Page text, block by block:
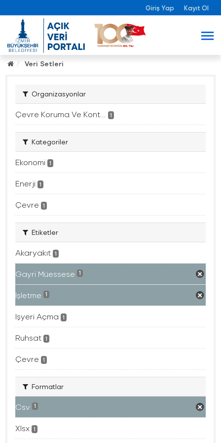
Giriş Yap Kayıt Ol
Veri Setleri
Organizasyonlar
Çevre Koruma Ve Kont... 1
Kategoriler
Ekonomi 1
Enerji 1
Çevre 1
Etiketler
Akaryakıt 1
Gayri Müessese 1
Işletme 1
Işyeri Açma 1
Ruhsat 1
Çevre 1
Formatlar
Csv 1
Xlsx 1